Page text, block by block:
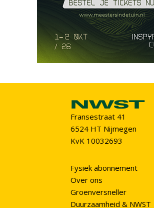
Fransestraat 41
6524 HT Nijmegen
KvK 10032693
Fysiek abonnement
Over ons
Groenversneller
Duurzaamheid & NWST